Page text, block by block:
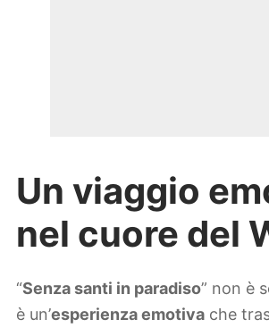
Un viaggio
nel cuore del
“Senza santi in paradiso” non è
è un’esperienza emotiva che